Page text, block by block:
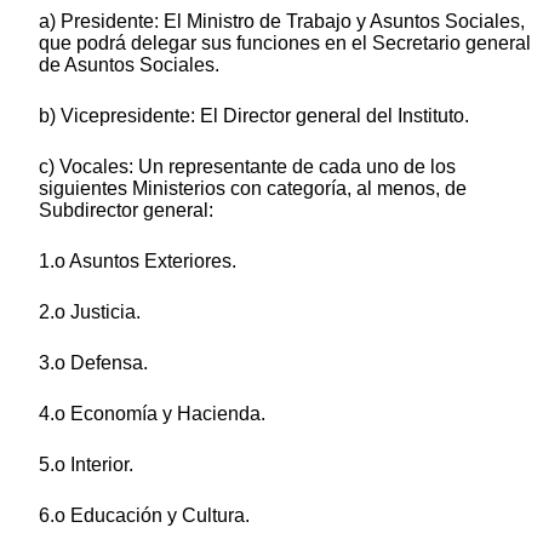
a) Presidente: El Ministro de Trabajo y Asuntos Sociales,
que podrá delegar sus funciones en el Secretario general
de Asuntos Sociales.
b) Vicepresidente: El Director general del Instituto.
c) Vocales: Un representante de cada uno de los
siguientes Ministerios con categoría, al menos, de
Subdirector general:
1.o Asuntos Exteriores.
2.o Justicia.
3.o Defensa.
4.o Economía y Hacienda.
5.o Interior.
6.o Educación y Cultura.